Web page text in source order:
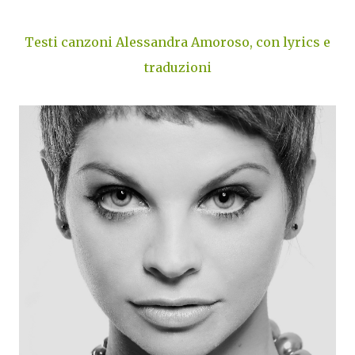
Testi canzoni Alessandra Amoroso, con lyrics e
traduzioni